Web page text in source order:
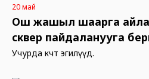
20 май
Ош жашыл шаарга
сквер пайдаланууга
Учурда көчөт эгилүүдө.